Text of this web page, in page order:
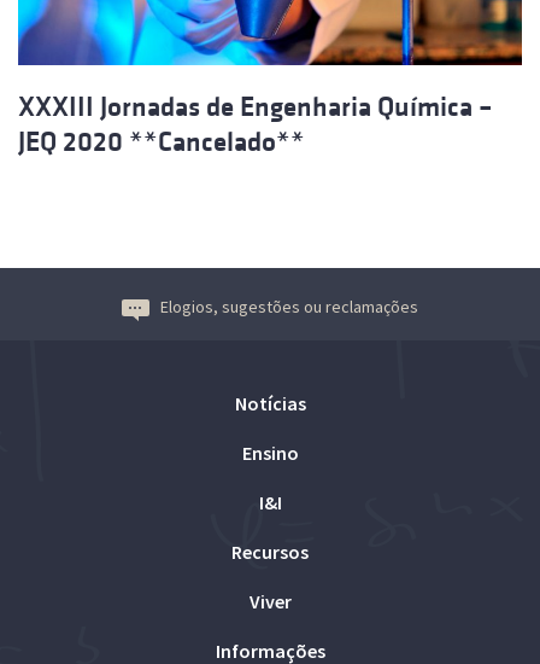
XXXIII Jornadas de Engenharia Química –
JEQ 2020 **Cancelado**
Elogios, sugestões ou reclamações
Notícias
Ensino
I&I
Recursos
Viver
Informações